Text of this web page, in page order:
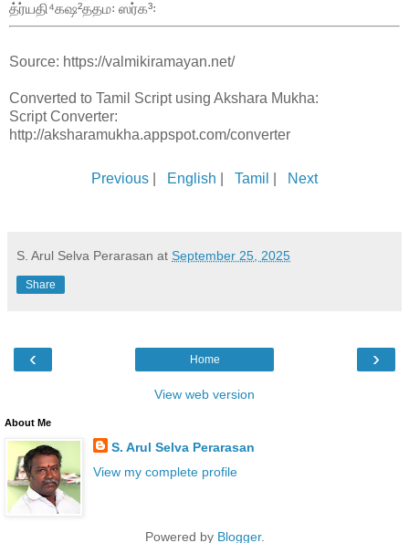
த்ர்யதி⁴கஷ²ததம꞉ ஸர்க³꞉
Source: https://valmikiramayan.net/
Converted to Tamil Script using Akshara Mukha:
Script Converter:
http://aksharamukha.appspot.com/converter
Previous English Tamil Next
S. Arul Selva Perarasan at September 25, 2025
Share
‹ ›
Home
View web version
About Me
S. Arul Selva Perarasan
View my complete profile
Powered by Blogger.